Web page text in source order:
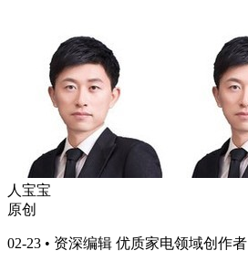
人宝宝
原创
02-23 • 资深编辑 优质家电领域创作者